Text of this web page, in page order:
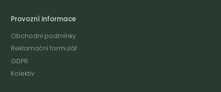
Provozní informace
Obchodní podmínky
Reklamační formulář
GDPR
Kolektiv